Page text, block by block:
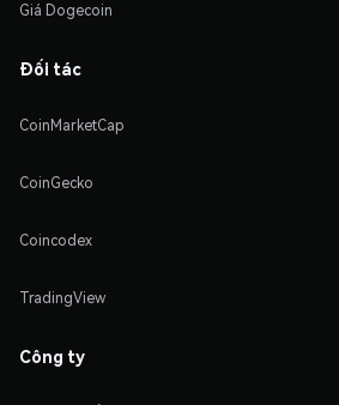
Giá Dogecoin
Đối tác
CoinMarketCap
CoinGecko
Coincodex
TradingView
Công ty